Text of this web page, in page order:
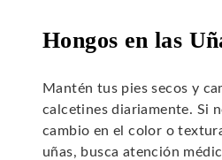
Hongos en las
Mantén tus pies secos y
calcetines diariamente. Si
cambio en el color o
uñas, busca atención